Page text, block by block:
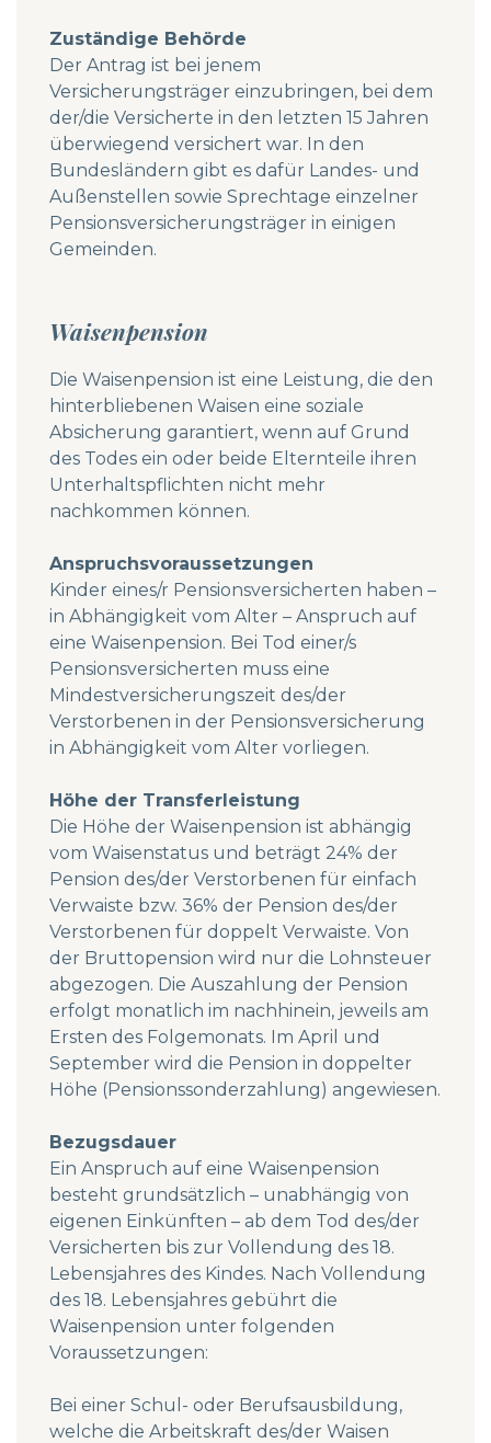
Zuständige Behörde
Der Antrag ist bei jenem
Versicherungsträger einzubringen, bei dem
der/die Versicherte in den letzten 15 Jahren
überwiegend versichert war. In den
Bundesländern gibt es dafür Landes- und
Außenstellen sowie Sprechtage einzelner
Pensionsversicherungsträger in einigen
Gemeinden.
Waisenpension
Die Waisenpension ist eine Leistung, die den
hinterbliebenen Waisen eine soziale
Absicherung garantiert, wenn auf Grund
des Todes ein oder beide Elternteile ihren
Unterhaltspflichten nicht mehr
nachkommen können.
Anspruchsvoraussetzungen
Kinder eines/r Pensionsversicherten haben –
in Abhängigkeit vom Alter – Anspruch auf
eine Waisenpension. Bei Tod einer/s
Pensionsversicherten muss eine
Mindestversicherungszeit des/der
Verstorbenen in der Pensionsversicherung
in Abhängigkeit vom Alter vorliegen.
Höhe der Transferleistung
Die Höhe der Waisenpension ist abhängig
vom Waisenstatus und beträgt 24% der
Pension des/der Verstorbenen für einfach
Verwaiste bzw. 36% der Pension des/der
Verstorbenen für doppelt Verwaiste. Von
der Bruttopension wird nur die Lohnsteuer
abgezogen. Die Auszahlung der Pension
erfolgt monatlich im nachhinein, jeweils am
Ersten des Folgemonats. Im April und
September wird die Pension in doppelter
Höhe (Pensionssonderzahlung) angewiesen.
Bezugsdauer
Ein Anspruch auf eine Waisenpension
besteht grundsätzlich – unabhängig von
eigenen Einkünften – ab dem Tod des/der
Versicherten bis zur Vollendung des 18.
Lebensjahres des Kindes. Nach Vollendung
des 18. Lebensjahres gebührt die
Waisenpension unter folgenden
Voraussetzungen:
Bei einer Schul- oder Berufsausbildung,
welche die Arbeitskraft des/der Waisen